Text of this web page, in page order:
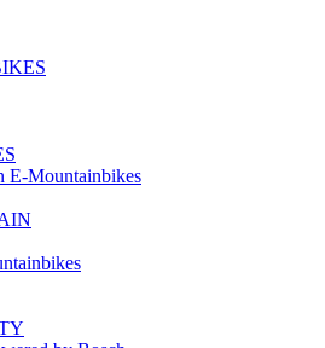
E-Mountainbikes